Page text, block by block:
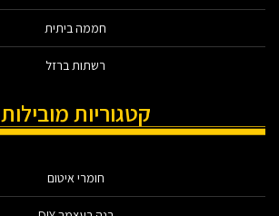
חממה ביתית
רשתות ברזל
קטגוריות מובילות
חומרי איטום